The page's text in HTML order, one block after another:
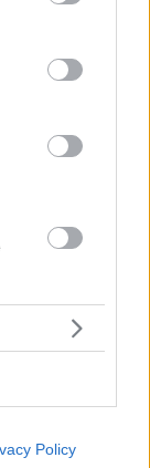
tags to
below Google
Policy
Σέρρες